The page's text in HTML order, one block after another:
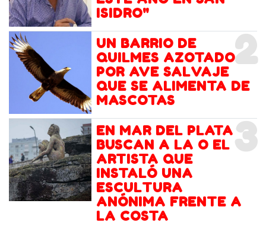
ISIDRO"
2
UN BARRIO DE
QUILMES AZOTADO
POR AVE SALVAJE
QUE SE ALIMENTA DE
MASCOTAS
3
EN MAR DEL PLATA
BUSCAN A LA O EL
ARTISTA QUE
INSTALÓ UNA
ESCULTURA
ANÓNIMA FRENTE A
LA COSTA